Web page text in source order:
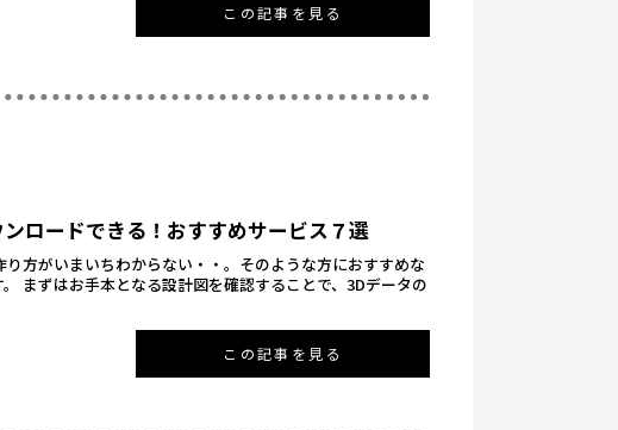
この記事を見る
ロードできる！おすすめサービス７選
方がいまいちわからない・・。そのような方におすすめな
まずはお手本となる設計図を確認することで、3Dデータの
この記事を見る